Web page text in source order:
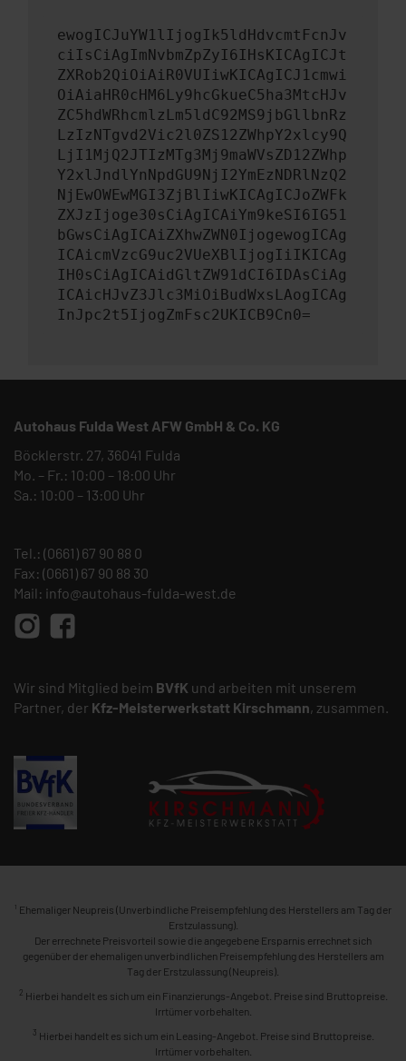
ewogICJuYW1lIjogIk5ldHdvcmtFcnJv
ciIsCiAgImNvbmZpZyI6IHsKICAgICJt
ZXRob2QiOiAiR0VUIiwKICAgICJ1cmwi
OiAiaHR0cHM6Ly9hcGkueC5ha3MtcHJv
ZC5hdWRhcmlzLm5ldC92MS9jbGllbnRz
LzIzNTgvd2Vic2l0ZS12ZWhpY2xlcy9Q
LjI1MjQ2JTIzMTg3Mj9maWVsZD12ZWhp
Y2xlJndlYnNpdGU9NjI2YmEzNDRlNzQ2
NjEwOWEwMGI3ZjBlIiwKICAgICJoZWFk
ZXJzIjoge30sCiAgICAiYm9keSI6IG51
bGwsCiAgICAiZXhwZWN0IjogewogICAg
ICAicmVzcG9uc2VUeXBlIjogIiIKICAg
IH0sCiAgICAidGltZW91dCI6IDAsCiAg
ICAicHJvZ3Jlc3MiOiBudWxsLAogICAg
InJpc2t5IjogZmFsc2UKICB9Cn0=
Autohaus Fulda West AFW GmbH & Co. KG
Böcklerstr. 27, 36041 Fulda
Mo. – Fr.: 10:00 – 18:00 Uhr
Sa.: 10:00 – 13:00 Uhr
Tel.: (0661) 67 90 88 0
Fax: (0661) 67 90 88 30
Mail: info@autohaus-fulda-west.de
Wir sind Mitglied beim BVfK und arbeiten mit unserem
Partner, der Kfz-Meisterwerkstatt Kirschmann, zusammen.
1 Ehemaliger Neupreis (Unverbindliche Preisempfehlung des Herstellers am Tag der
Erstzulassung).
Der errechnete Preisvorteil sowie die angegebene Ersparnis errechnet sich
gegenüber der ehemaligen unverbindlichen Preisempfehlung des Herstellers am
Tag der Erstzulassung (Neupreis).
2 Hierbei handelt es sich um ein Finanzierungs-Angebot. Preise sind Bruttopreise.
Irrtümer vorbehalten.
3 Hierbei handelt es sich um ein Leasing-Angebot. Preise sind Bruttopreise.
Irrtümer vorbehalten.